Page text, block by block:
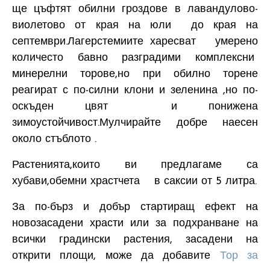
ще цъфтят обилни гроздове в лавандулово-
виолетово от края на юли до края на
септември.Лагерстемиите харесват умерено
количесто бавно разградими комплексни
минерелни торове,но при обилно торене
реагират с по-силни клони и зеленина ,но по-
оскъден цвят и понижена
зимоустойчивост.Мулчирайте добре наесен
около стъблото .
Растенията,които ви предлагаме са
хубави,обемни храстчета в саксии от 5 литра.
За по-бърз и добър стартиращ ефект на
новозасадени храсти или за подхранване на
всички градински растения, засадени на
открити площи, може да добавите Тор за